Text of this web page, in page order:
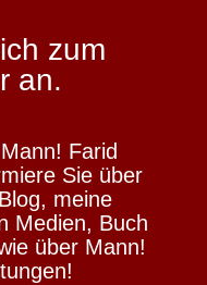
zum
an.
Farid
Sie über
meine
Medien, Buch
über Mann!